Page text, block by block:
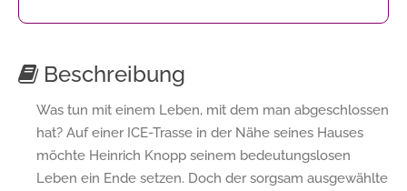
Beschreibung
Was tun mit einem Leben, mit dem man abgeschlossen
hat? Auf einer ICE-Trasse in der Nähe seines Hauses
möchte Heinrich Knopp seinem bedeutungslosen
Leben ein Ende setzen. Doch der sorgsam ausgewählte